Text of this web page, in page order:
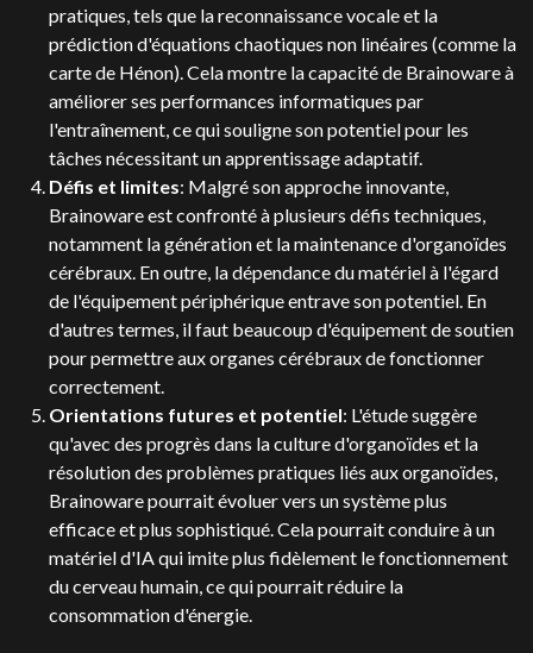
pratiques, tels que la reconnaissance vocale et la
prédiction d'équations chaotiques non linéaires (comme la
carte de Hénon). Cela montre la capacité de Brainoware à
améliorer ses performances informatiques par
l'entraînement, ce qui souligne son potentiel pour les
tâches nécessitant un apprentissage adaptatif.
Défis et limites: Malgré son approche innovante,
Brainoware est confronté à plusieurs défis techniques,
notamment la génération et la maintenance d'organoïdes
cérébraux. En outre, la dépendance du matériel à l'égard
de l'équipement périphérique entrave son potentiel. En
d'autres termes, il faut beaucoup d'équipement de soutien
pour permettre aux organes cérébraux de fonctionner
correctement.
Orientations futures et potentiel: L'étude suggère
qu'avec des progrès dans la culture d'organoïdes et la
résolution des problèmes pratiques liés aux organoïdes,
Brainoware pourrait évoluer vers un système plus
efficace et plus sophistiqué. Cela pourrait conduire à un
matériel d'IA qui imite plus fidèlement le fonctionnement
du cerveau humain, ce qui pourrait réduire la
consommation d'énergie.